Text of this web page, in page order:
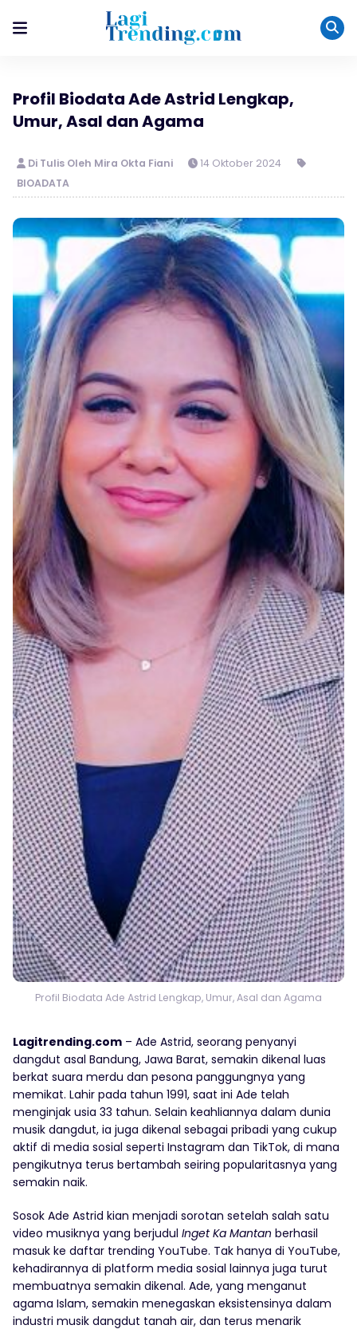
Profil Biodata Ade Astrid Lengkap,
Umur, Asal dan Agama
Di Tulis Oleh Mira Okta Fiani
14 Oktober 2024
BIOADATA
Profil Biodata Ade Astrid Lengkap, Umur, Asal dan Agama
Lagitrending.com – Ade Astrid, seorang penyanyi
dangdut asal Bandung, Jawa Barat, semakin dikenal luas
berkat suara merdu dan pesona panggungnya yang
memikat. Lahir pada tahun 1991, saat ini Ade telah
menginjak usia 33 tahun. Selain keahliannya dalam dunia
musik dangdut, ia juga dikenal sebagai pribadi yang cukup
aktif di media sosial seperti Instagram dan TikTok, di mana
pengikutnya terus bertambah seiring popularitasnya yang
semakin naik.
Sosok Ade Astrid kian menjadi sorotan setelah salah satu
video musiknya yang berjudul Inget Ka Mantan berhasil
masuk ke daftar trending YouTube. Tak hanya di YouTube,
kehadirannya di platform media sosial lainnya juga turut
membuatnya semakin dikenal. Ade, yang menganut
agama Islam, semakin menegaskan eksistensinya dalam
industri musik dangdut tanah air, dan terus menarik